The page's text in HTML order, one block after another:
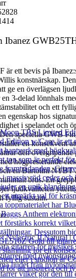
Ibanez
är ett bevis på
konstnärskap.
ge en överlägsen
en 3-delad lönnhals
och ett
egenskap hos
i spelandet och
speciella GWB
en konsekvent
den övergripande
högpresterande
en Bartolini NTBT
brus. En
ljudkvaliteten
fyllig sustain.